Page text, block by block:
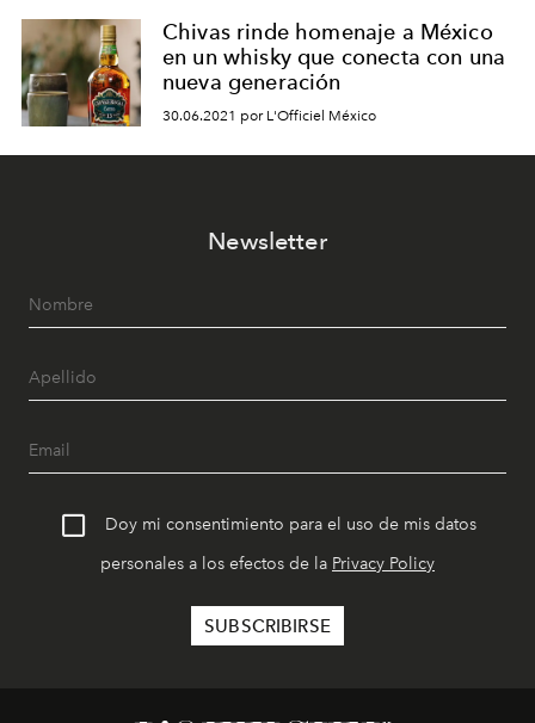
Chivas rinde homenaje a México
en un whisky que conecta con una
nueva generación
30.06.2021 por L'Officiel México
Newsletter
Doy mi consentimiento para el uso de mis datos
personales a los efectos de la Privacy Policy